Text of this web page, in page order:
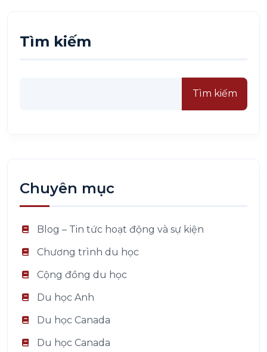
Tìm kiếm
Tìm kiếm
Chuyên mục
Blog – Tin tức hoạt động và sự kiện
Chương trình du học
Cộng đồng du học
Du học Anh
Du học Canada
Du học Canada